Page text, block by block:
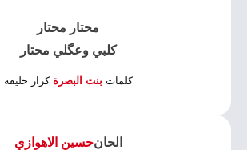
محتار محتار
كلبي وعگلي محتار
كلمات بنت البصرة كرار خليفة
الحانحسين الاهوازي